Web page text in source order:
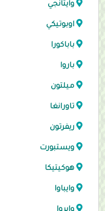
وايتانجي
اوبوتيكي
باباكورا
باروا
ميلتون
تاورانغا
ريفرتون
ويستبورت
هوكيتيكا
وايباوا